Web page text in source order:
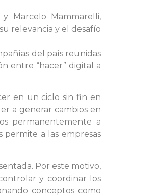
Marcelo Mammarelli,
relevancia y el desafío
del país reunidas
entre “hacer” digital a
en un ciclo sin fin en
a generar cambios en
permanentemente a
permite a las empresas
Por este motivo,
y coordinar los
conceptos como